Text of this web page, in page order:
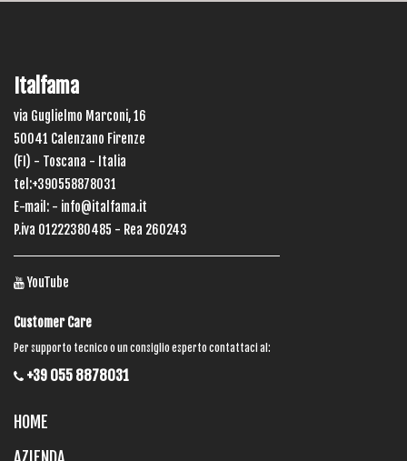
Italfama
via Guglielmo Marconi, 16
50041 Calenzano Firenze
(FI) - Toscana - Italia
tel:+390558878031
E-mail: - info@italfama.it
P.iva 01222380485 - Rea 260243
YouTube
Customer Care
Per supporto tecnico o un consiglio esperto contattaci al:
+39 055 8878031
HOME